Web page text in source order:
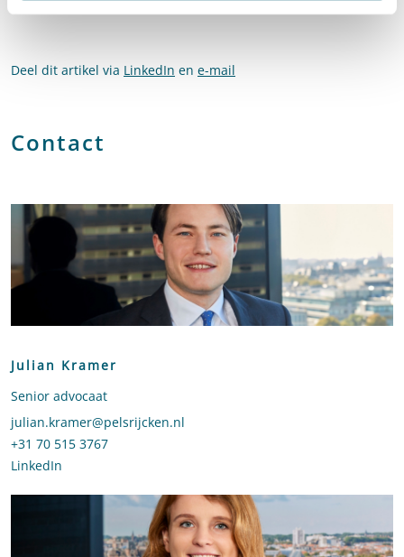
Deel dit artikel via LinkedIn en e-mail
Contact
Julian Kramer
Senior advocaat
Stuur een e-mail naar Julian Kramer
julian.kramer@pelsrijcken.nl
Bel naar Julian Kramer
+31 70 515 3767
LinkedIn